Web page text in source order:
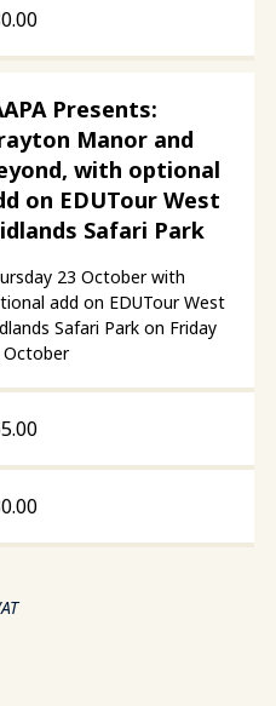
Presents:
Manor and
with optional
on EDUTour West
Safari Park
23 October with
add on EDUTour West
Safari Park on Friday
October